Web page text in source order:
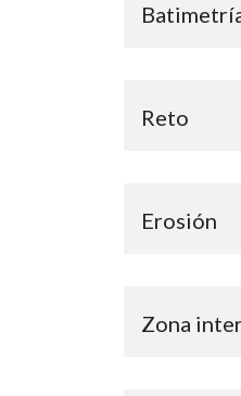
Reto
Erosión
Zona